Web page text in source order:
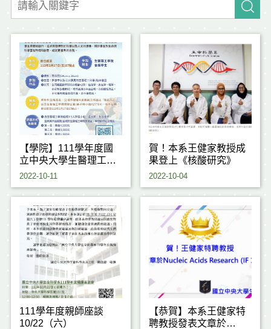
【學院】111學年度國
立中央大學生醫理工學
院融合生醫科學與人文
中！
2022-10-11
賀！本系王健家教授成
果登上《核酸研究》
2022-10-04
111學年度親師座談
10/22（六）
【恭賀】本系王健家特
聘教授發表文章於